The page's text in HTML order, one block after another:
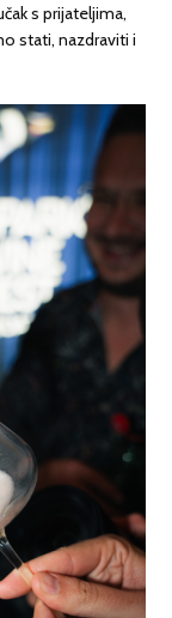
s prijateljima,
stati, nazdraviti i